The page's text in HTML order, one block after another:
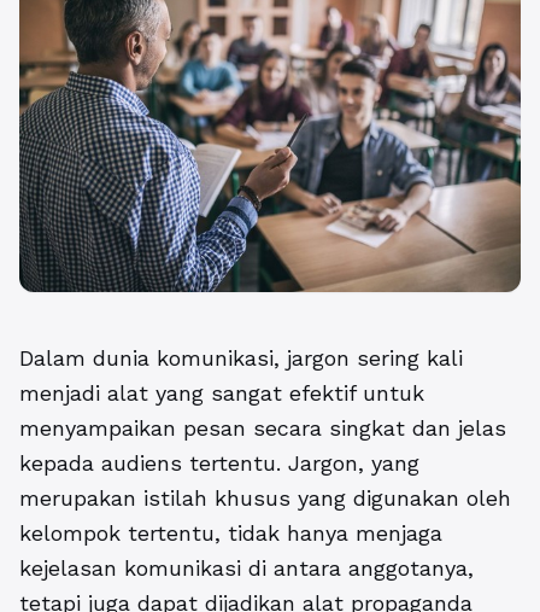
Dalam dunia komunikasi, jargon sering kali
menjadi alat yang sangat efektif untuk
menyampaikan pesan secara singkat dan jelas
kepada audiens tertentu. Jargon, yang
merupakan istilah khusus yang digunakan oleh
kelompok tertentu, tidak hanya menjaga
kejelasan komunikasi di antara anggotanya,
tetapi juga dapat dijadikan alat propaganda